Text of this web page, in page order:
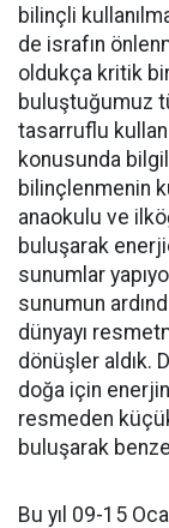
bilinçli
de israfın
oldukça kritik
buluştuğumuz
tasarruflu
konusunda
bilinçlenmenin
anaokulu ve
buluşarak
sunumlar
sunumun
dünyayı
dönüşler aldık.
doğa için
resmeden
buluşarak
Bu yıl 09-15